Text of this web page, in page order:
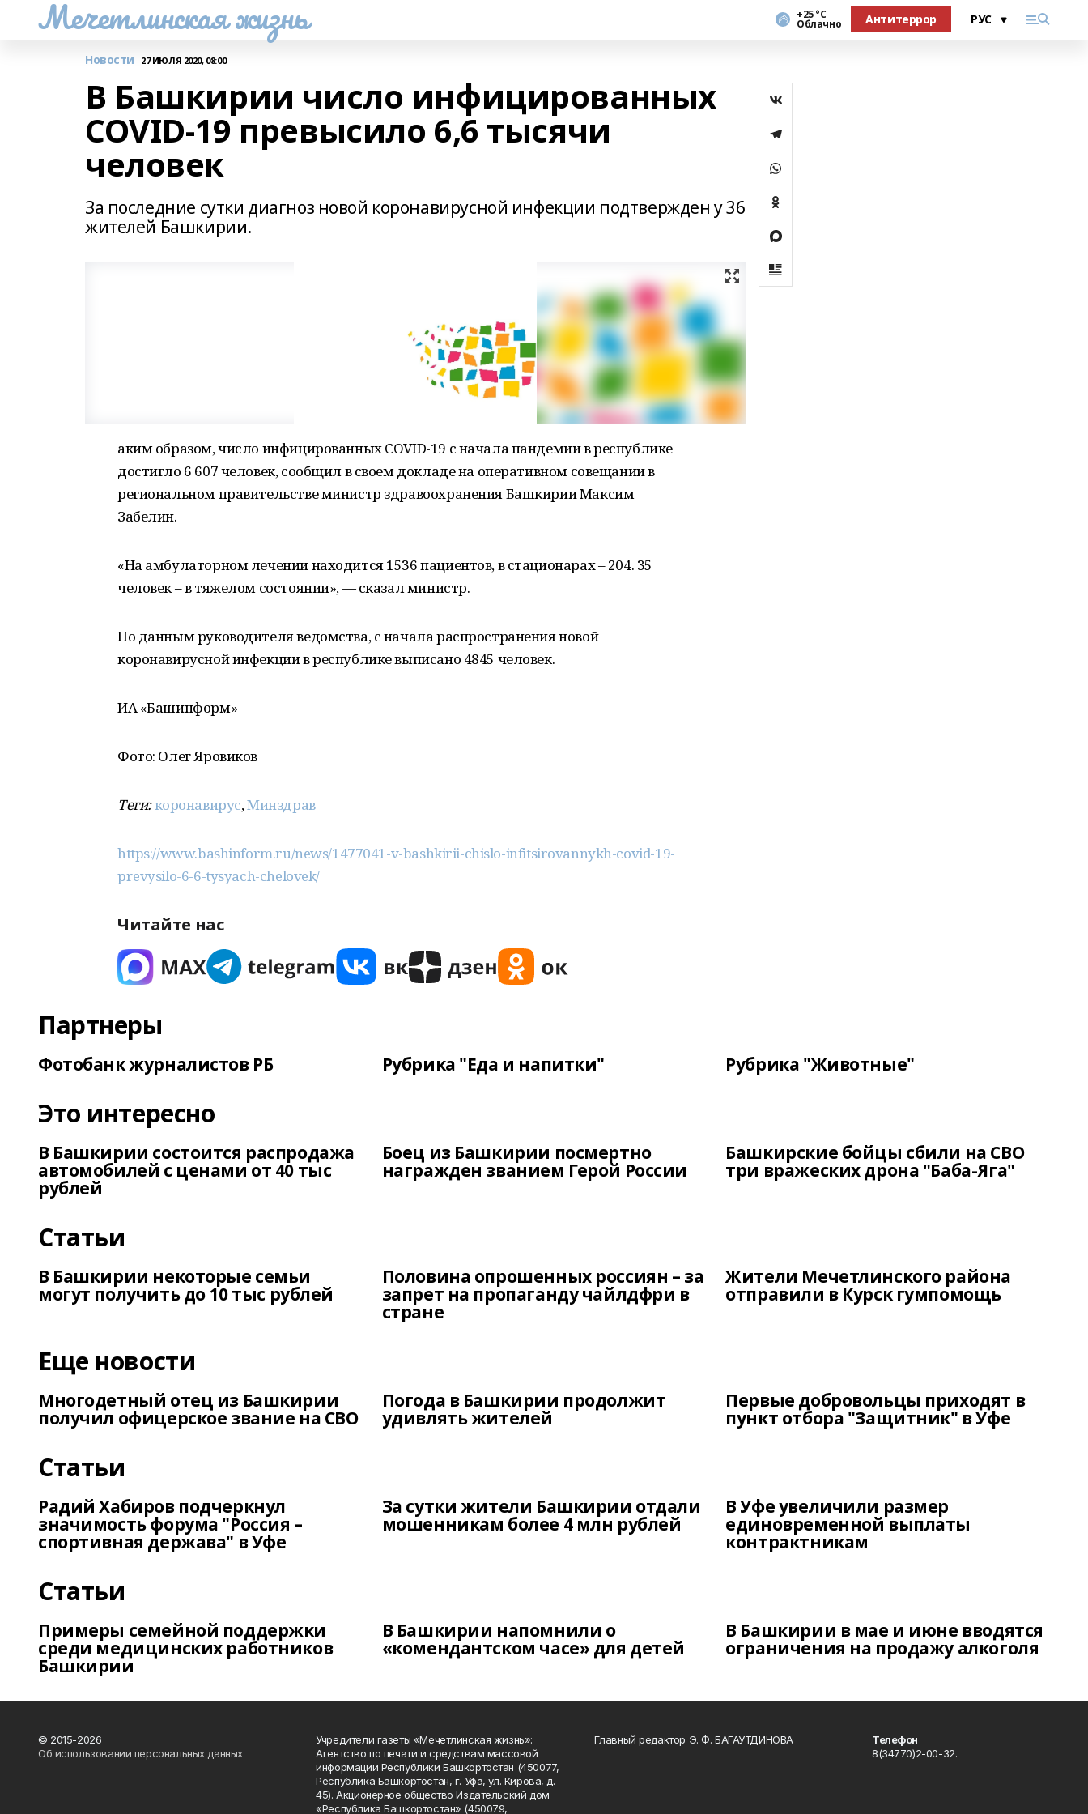
Мечетлинская жизнь +25 °С
Облачно Антитеррор
Новости 27 ИЮЛЯ 2020, 08:00
В Башкирии число инфицированных
COVID-19 превысило 6,6 тысячи
человек
За последние сутки диагноз новой коронавирусной инфекции подтвержден у 36
жителей Башкирии.
аким образом, число инфицированных COVID-19 с начала пандемии в республике
достигло 6 607 человек, сообщил в своем докладе на оперативном совещании в
региональном правительстве министр здравоохранения Башкирии Максим
Забелин.
«На амбулаторном лечении находится 1536 пациентов, в стационарах – 204. 35
человек – в тяжелом состоянии», — сказал министр.
По данным руководителя ведомства, с начала распространения новой
коронавирусной инфекции в республике выписано 4845 человек.
ИА «Башинформ»
Фото: Олег Яровиков
Теги:коронавирус,Минздрав
https://www.bashinform.ru/news/1477041-v-bashkirii-chislo-infitsirovannykh-covid-19-
prevysilo-6-6-tysyach-chelovek/
Читайте нас
Партнеры
Фотобанк журналистов РБ Рубрика "Еда и напитки" Рубрика "Животные"
Это интересно
В Башкирии состоится распродажа
автомобилей с ценами от 40 тыс
рублей
Боец из Башкирии посмертно
награжден званием Герой России
Башкирские бойцы сбили на СВО
три вражеских дрона "Баба-Яга"
Статьи
В Башкирии некоторые семьи
могут получить до 10 тыс рублей
Половина опрошенных россиян – за
запрет на пропаганду чайлдфри в
стране
Жители Мечетлинского района
отправили в Курск гумпомощь
Еще новости
Многодетный отец из Башкирии
получил офицерское звание на СВО
Погода в Башкирии продолжит
удивлять жителей
Первые добровольцы приходят в
пункт отбора "Защитник" в Уфе
Статьи
Радий Хабиров подчеркнул
значимость форума "Россия –
спортивная держава" в Уфе
За сутки жители Башкирии отдали
мошенникам более 4 млн рублей
В Уфе увеличили размер
единовременной выплаты
контрактникам
Статьи
Примеры семейной поддержки
среди медицинских работников
Башкирии
В Башкирии напомнили о
«комендантском часе» для детей
В Башкирии в мае и июне вводятся
ограничения на продажу алкоголя
© 2015-2026
Об использовании персональных данных
Учредители газеты «Мечетлинская жизнь»:
Агентство по печати и средствам массовой
информации Республики Башкортостан (450077,
Республика Башкортостан, г. Уфа, ул. Кирова, д.
45). Акционерное общество Издательский дом
«Республика Башкортостан» (450079,
Главный редактор Э. Ф. БАГАУТДИНОВА
Телефон
8(34770)2-00-32.